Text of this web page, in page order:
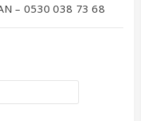
– 0530 038 73 68